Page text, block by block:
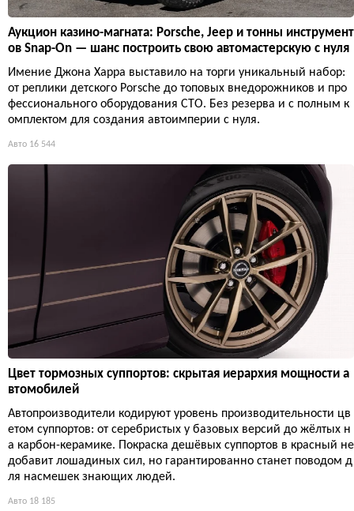
Аукцион казино-магната: Porsche, Jeep и тонны инструмент
ов Snap-On — шанс построить свою автомастерскую с нуля
Имение Джона Харра выставило на торги уникальный набор:
от реплики детского Porsche до топовых внедорожников и про
фессионального оборудования СТО. Без резерва и с полным к
омплектом для создания автоимперии с нуля.
Авто 16 544
Цвет тормозных суппортов: скрытая иерархия мощности а
втомобилей
Автопроизводители кодируют уровень производительности цв
етом суппортов: от серебристых у базовых версий до жёлтых н
а карбон-керамике. Покраска дешёвых суппортов в красный не
добавит лошадиных сил, но гарантированно станет поводом д
ля насмешек знающих людей.
Авто 18 185